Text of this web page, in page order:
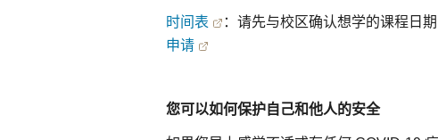
时间表
：请先与校区确认想学的课程日期
申请
您可以如何保护自己和他人的安全